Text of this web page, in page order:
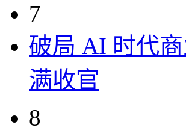
7
破局 AI 时代
满收官
8